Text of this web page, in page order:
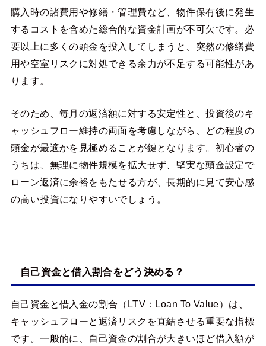
購入時の諸費用や修繕・管理費など、物件保有後に発生
するコストを含めた総合的な資金計画が不可欠です。必
要以上に多くの頭金を投入してしまうと、突然の修繕費
用や空室リスクに対処できる余力が不足する可能性があ
ります。
そのため、毎月の返済額に対する安定性と、投資後のキ
ャッシュフロー維持の両面を考慮しながら、どの程度の
頭金が最適かを見極めることが鍵となります。初心者の
うちは、無理に物件規模を拡大せず、堅実な頭金設定で
ローン返済に余裕をもたせる方が、長期的に見て安心感
の高い投資になりやすいでしょう。
自己資金と借入割合をどう決める？
自己資金と借入金の割合（LTV：Loan To Value）は、
キャッシュフローと返済リスクを直結させる重要な指標
です。一般的に、自己資金の割合が大きいほど借入額が